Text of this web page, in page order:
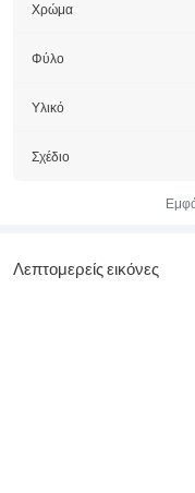
Χρώμα
Φύλο
Υλικό
Σχέδιο
Λεπτομερείς εικόνες